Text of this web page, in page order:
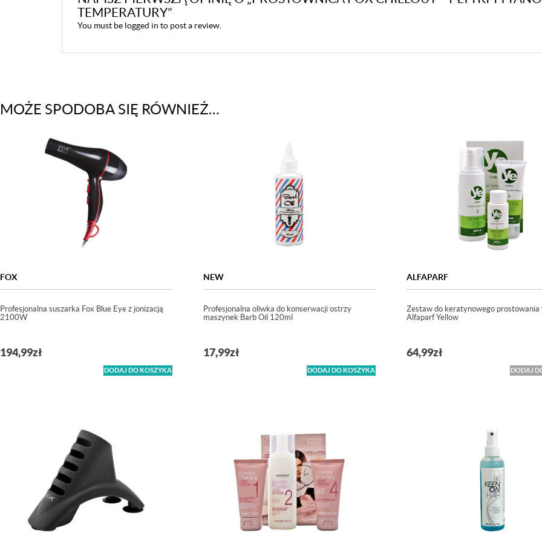
TEMPERATURY”
You must be logged in to post a review.
MOŻE SPODOBA SIĘ RÓWNIEŻ…
FOX
Profesjonalna suszarka Fox Blue Eye z jonizacją
2100W
194,99zł
DODAJ DO KOSZYKA
NEW
Profesjonalna oliwka do konserwacji ostrzy
maszynek Barb Oil 120ml
17,99zł
DODAJ DO KOSZYKA
ALFAPARF
Zestaw do keratynowego prostowania
Alfaparf Yellow
64,99zł
DODAJ